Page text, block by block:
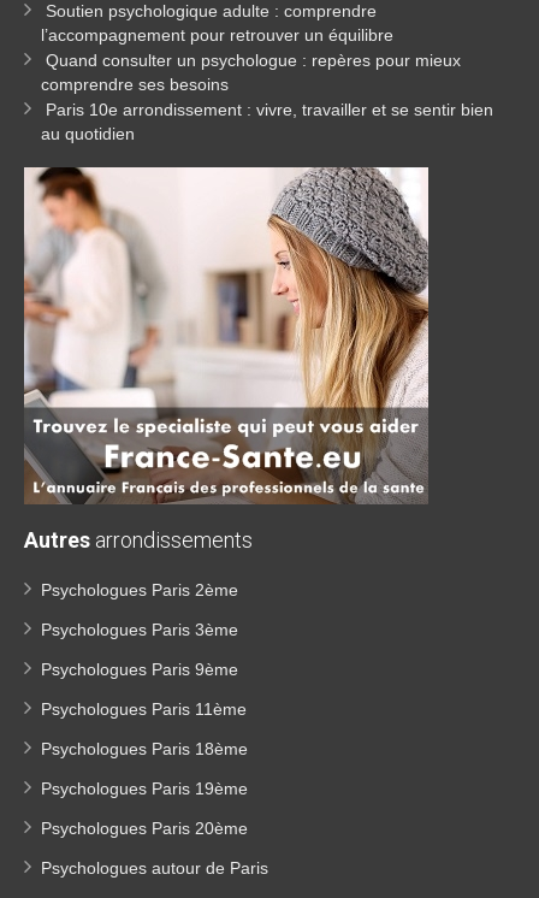
Soutien psychologique adulte : comprendre
l’accompagnement pour retrouver un équilibre
Quand consulter un psychologue : repères pour mieux
comprendre ses besoins
Paris 10e arrondissement : vivre, travailler et se sentir bien
au quotidien
Autres arrondissements
Psychologues Paris 2ème
Psychologues Paris 3ème
Psychologues Paris 9ème
Psychologues Paris 11ème
Psychologues Paris 18ème
Psychologues Paris 19ème
Psychologues Paris 20ème
Psychologues autour de Paris